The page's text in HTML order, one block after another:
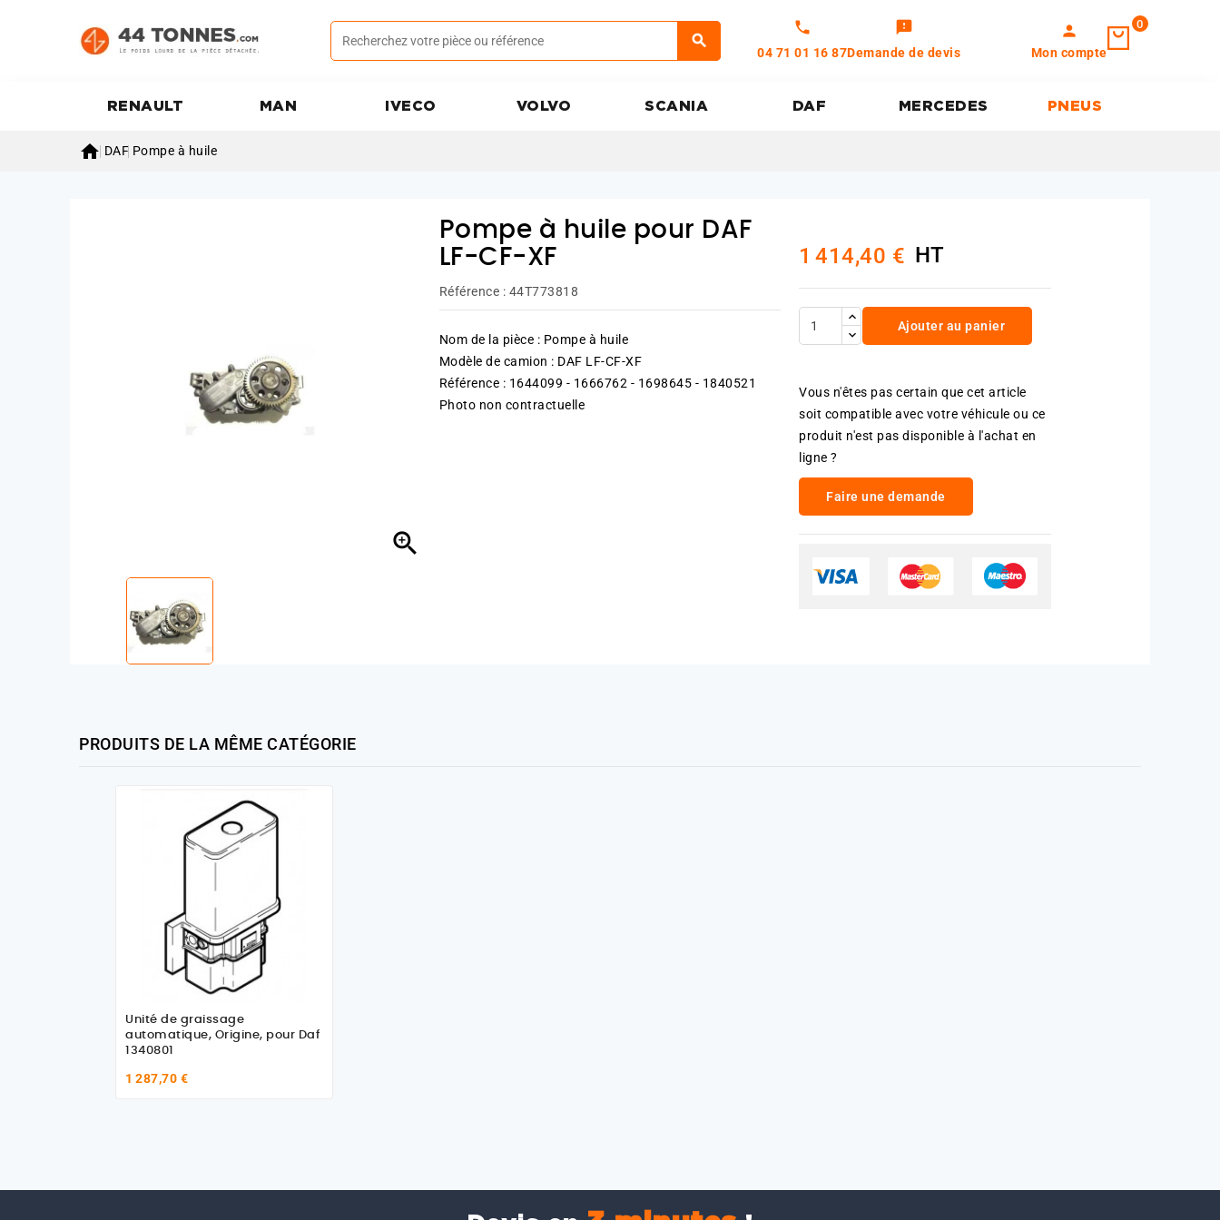
call
04 71 01 16 87
feedback
Demande de devis
person
Mon compte
0
RENAULT MAN IVECO VOLVO SCANIA DAF MERCEDES PNEUS
 DAF Pompe à huile

Pompe à huile pour DAF
LF-CF-XF
Référence : 44T773818
Nom de la pièce : Pompe à huile
Modèle de camion : DAF LF-CF-XF
Référence : 1644099 - 1666762 - 1698645 - 1840521
Photo non contractuelle
1 414,40 € HT
Ajouter au panier
Vous n'êtes pas certain que cet article
soit compatible avec votre véhicule ou ce
produit n'est pas disponible à l'achat en
ligne ?
Faire une demande
PRODUITS DE LA MÊME CATÉGORIE
Unité de graissage
automatique, Origine, pour Daf
1340801
1 287,70 €